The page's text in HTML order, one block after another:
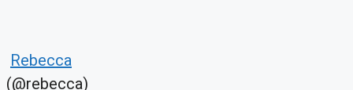
Rebecca
(@rebecca)